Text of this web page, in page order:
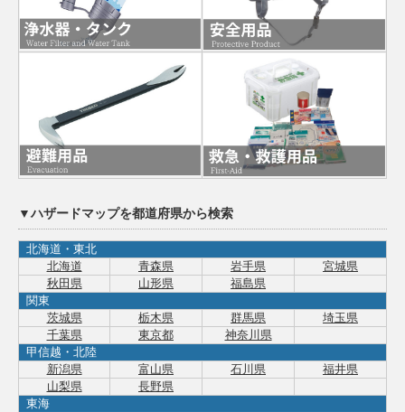
▼ハザードマップを都道府県から検索
北海道・東北
北海道
青森県 岩手県
宮城県
秋田県
山形県
福島県
関東
茨城県
栃木県 群馬県
埼玉県
千葉県
東京都
神奈川県
甲信越・北陸
新潟県
富山県 石川県
福井県
山梨県
長野県
東海